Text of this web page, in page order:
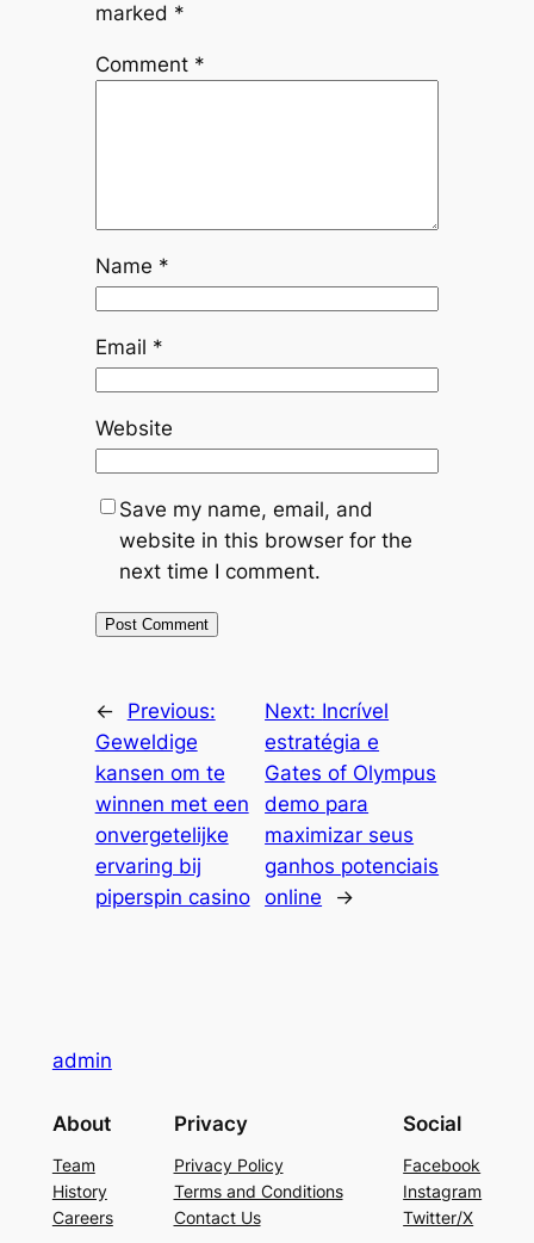
marked *
Comment *
Name *
Email *
Website
Save my name, email, and
website in this browser for the
next time I comment.
←
Previous:
Geweldige
kansen om te
winnen met een
onvergetelijke
ervaring bij
piperspin casino
Next: Incrível
estratégia e
Gates of Olympus
demo para
maximizar seus
ganhos potenciais
online
→
admin
About
Team
History
Careers
Privacy
Privacy Policy
Terms and Conditions
Contact Us
Social
Facebook
Instagram
Twitter/X